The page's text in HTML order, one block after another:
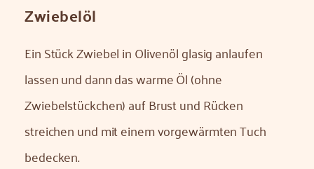
Zwiebelöl
Ein Stück Zwiebel in Olivenöl glasig anlaufen
lassen und dann das warme Öl (ohne
Zwiebelstückchen) auf Brust und Rücken
streichen und mit einem vorgewärmten Tuch
bedecken.